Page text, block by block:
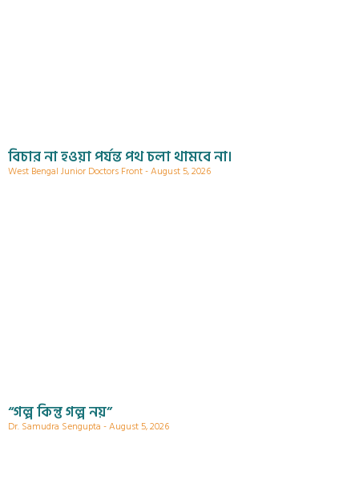
বিচার না হওয়া পর্যন্ত পথ চলা থামবে না।
West Bengal Junior Doctors Front August 5, 2026
“গল্প কিন্তু গল্প নয়”
Dr. Samudra Sengupta August 5, 2026